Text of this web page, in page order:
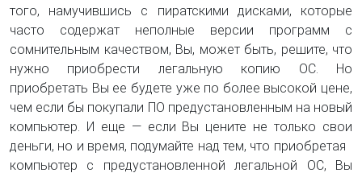
того, намучившись с пиратскими дисками, которые
часто содержат неполные версии программ с
сомнительным качеством, Вы, может быть, решите, что
нужно приобрести легальную копию ОС. Но
приобретать Вы ее будете уже по более высокой цене,
чем если бы покупали ПО предустановленным на новый
компьютер. И еще — если Вы цените не только свои
деньги, но и время, подумайте над тем, что приобретая
компьютер с предустановленной легальной ОС, Вы